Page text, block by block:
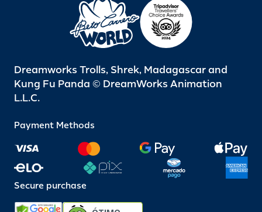
Dreamworks Trolls, Shrek, Madagascar and
Kung Fu Panda © DreamWorks Animation
L.L.C.
Payment Methods
Secure purchase